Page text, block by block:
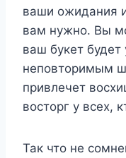
ваши ожидания
вам нужно. Вы
ваш букет
неповторимым
привлечет
восторг у всех,
Так что не